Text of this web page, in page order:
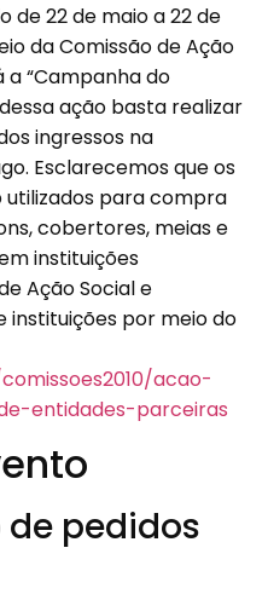
de 22 de maio a 22 de
da Comissão de Ação
a “Campanha do
ação basta realizar
ingressos na
Esclarecemos que os
para compra
cobertores, meias e
instituições
Ação Social e
instituições por meio do
acao-
entidades-parceiras
pedidos